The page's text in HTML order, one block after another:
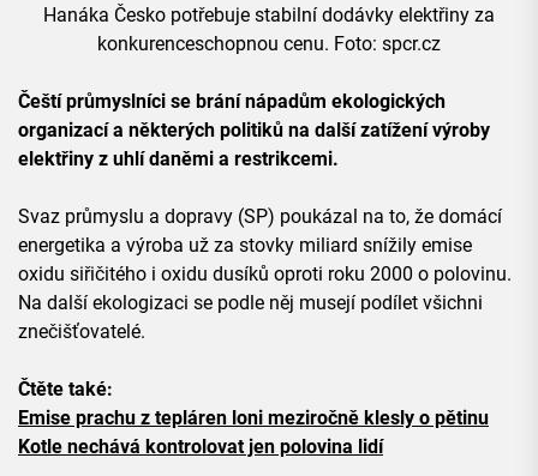
Hanáka Česko potřebuje stabilní dodávky elektřiny za
konkurenceschopnou cenu. Foto: spcr.cz
Čeští průmyslníci se brání nápadům ekologických
organizací a některých politiků na další zatížení výroby
elektřiny z uhlí daněmi a restrikcemi.
Svaz průmyslu a dopravy (SP) poukázal na to, že domácí
energetika a výroba už za stovky miliard snížily emise
oxidu siřičitého i oxidu dusíků oproti roku 2000 o polovinu.
Na další ekologizaci se podle něj musejí podílet všichni
znečišťovatelé.
Čtěte také:
Emise prachu z tepláren loni meziročně klesly o pětinu
Kotle nechává kontrolovat jen polovina lidí